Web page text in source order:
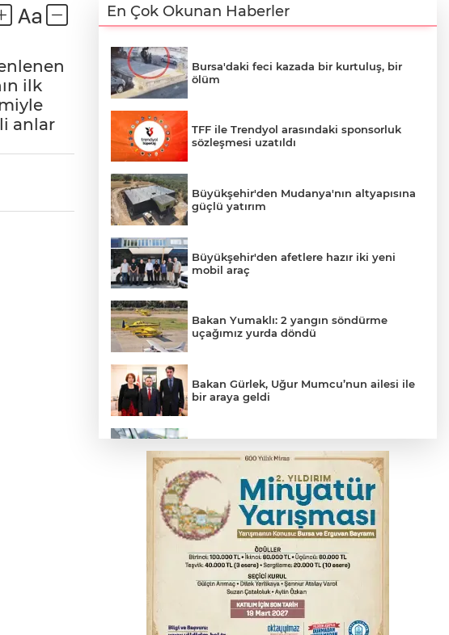
ilk
anlar
En Çok Okunan Haberler
Bursa'daki feci kazada bir kurtuluş, bir
ölüm
TFF ile Trendyol arasındaki sponsorluk
sözleşmesi uzatıldı
Büyükşehir'den Mudanya'nın altyapısına
güçlü yatırım
Büyükşehir'den afetlere hazır iki yeni
mobil araç
Bakan Yumaklı: 2 yangın söndürme
uçağımız yurda döndü
Bakan Gürlek, Uğur Mumcu’nun ailesi ile
bir araya geldi
yansıyacak mı?
YENİ Parti Genel Başkanı Özel'den
Çerçeve Yasa yorumu
Serbest piyasada döviz fiyatları